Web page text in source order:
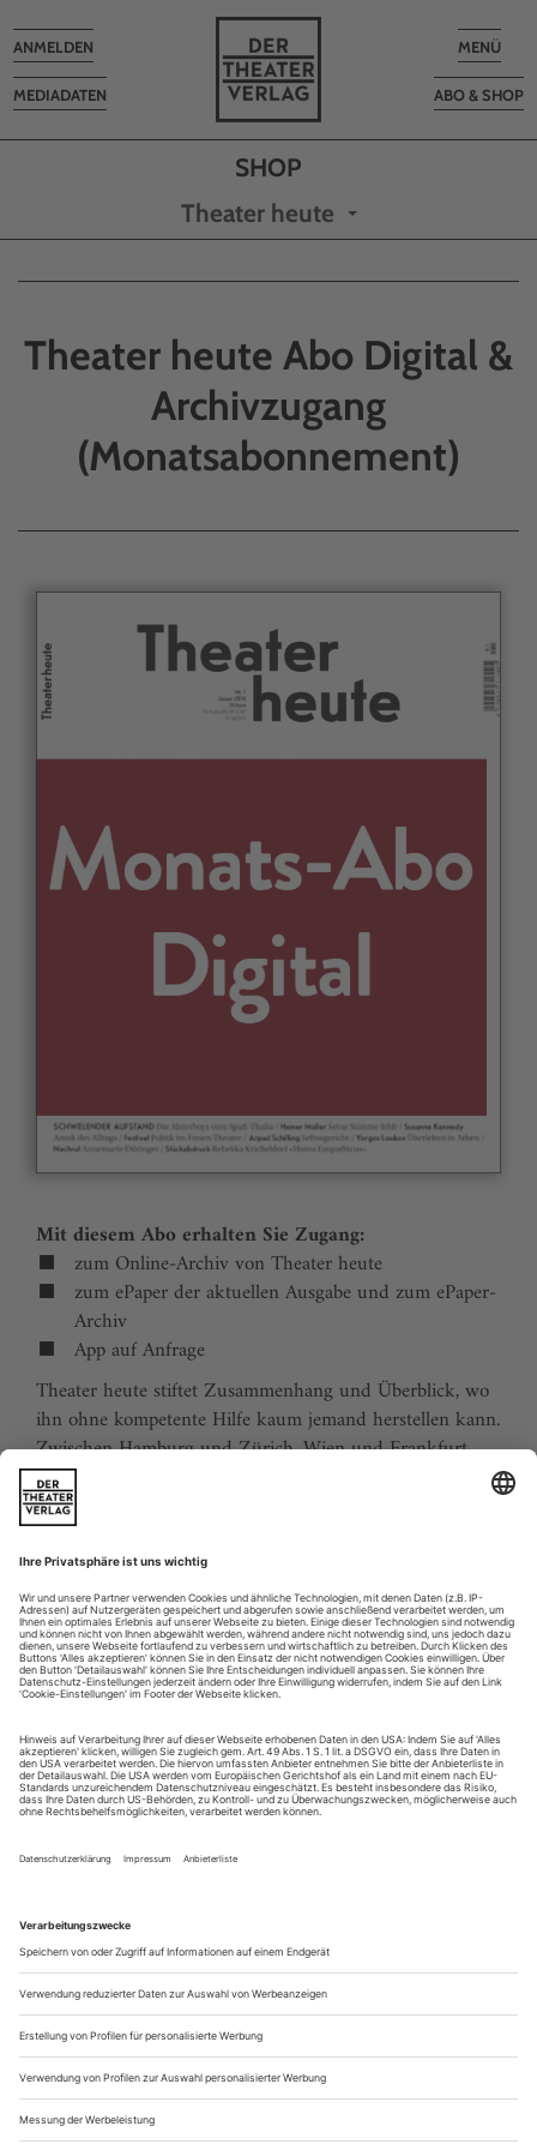
Toggle
MENÜ
ABO & SHOP
MEDIADATEN
Toggle
navigation
ANMELDEN
Theater heute
Theater heute Abo Digital &
Archivzugang
(Monatsabonnement)
Mit diesem Abo erhalten Sie Zugang:
zum Online-Archiv von Theater heute
zum ePaper der aktuellen Ausgabe und zum ePaper-
Archiv
App auf Anfrage
Theater heute stiftet Zusammenhang und Überblick, wo
ihn ohne kompetente Hilfe kaum jemand herstellen kann.
Zwischen Hamburg und Zürich, Wien und Frankfurt,
Jena und Aachen gibt es wie nirgends auf der Welt eine
dichte, vielfältige und produktive Theaterszene. Mit
Theater heute sind Sie jederzeit über die wichtigsten
Ereignisse informiert. Theater heute erscheint 12-mal im
Jahr mit einem Doppelheft im Juli und dem Jahrbuch im
August.
Sie erhalten Zugang zum Online-Archiv von Theater
heute und können sowohl das aktuelle ePaper als auch
das ePaper-Archiv über Ihren Account auf www.der-
theaterverlag.de einsehen. Zugang zur App auf Anfrage.
Das Abonnement hat eine Laufzeit von einem Monat und
verlängert sich jeweils um einen weiteren Monat, sofern
es nicht vom Kunden auf der Seite „Mein Konto/Meine
Bestellungen“ auf www.der-theaterverlag.de gekündigt
in Kraft.
Aus steuerlichen Gründen abweichende Preise für Käufe
außerhalb Deutschlands (Endpreis vor Auslösen der Bestellung
ersichtlich)